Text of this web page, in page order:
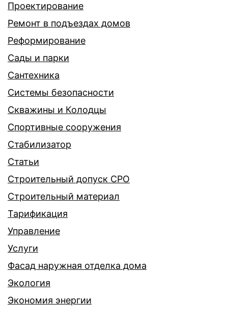
Проектирование
Ремонт в подъездах домов
Реформирование
Сады и парки
Сантехника
Системы безопасности
Скважины и Колодцы
Спортивные сооружения
Стабилизатор
Статьи
Строительный допуск СРО
Строительный материал
Тарификация
Управление
Услуги
Фасад наружная отделка дома
Экология
Экономия энергии